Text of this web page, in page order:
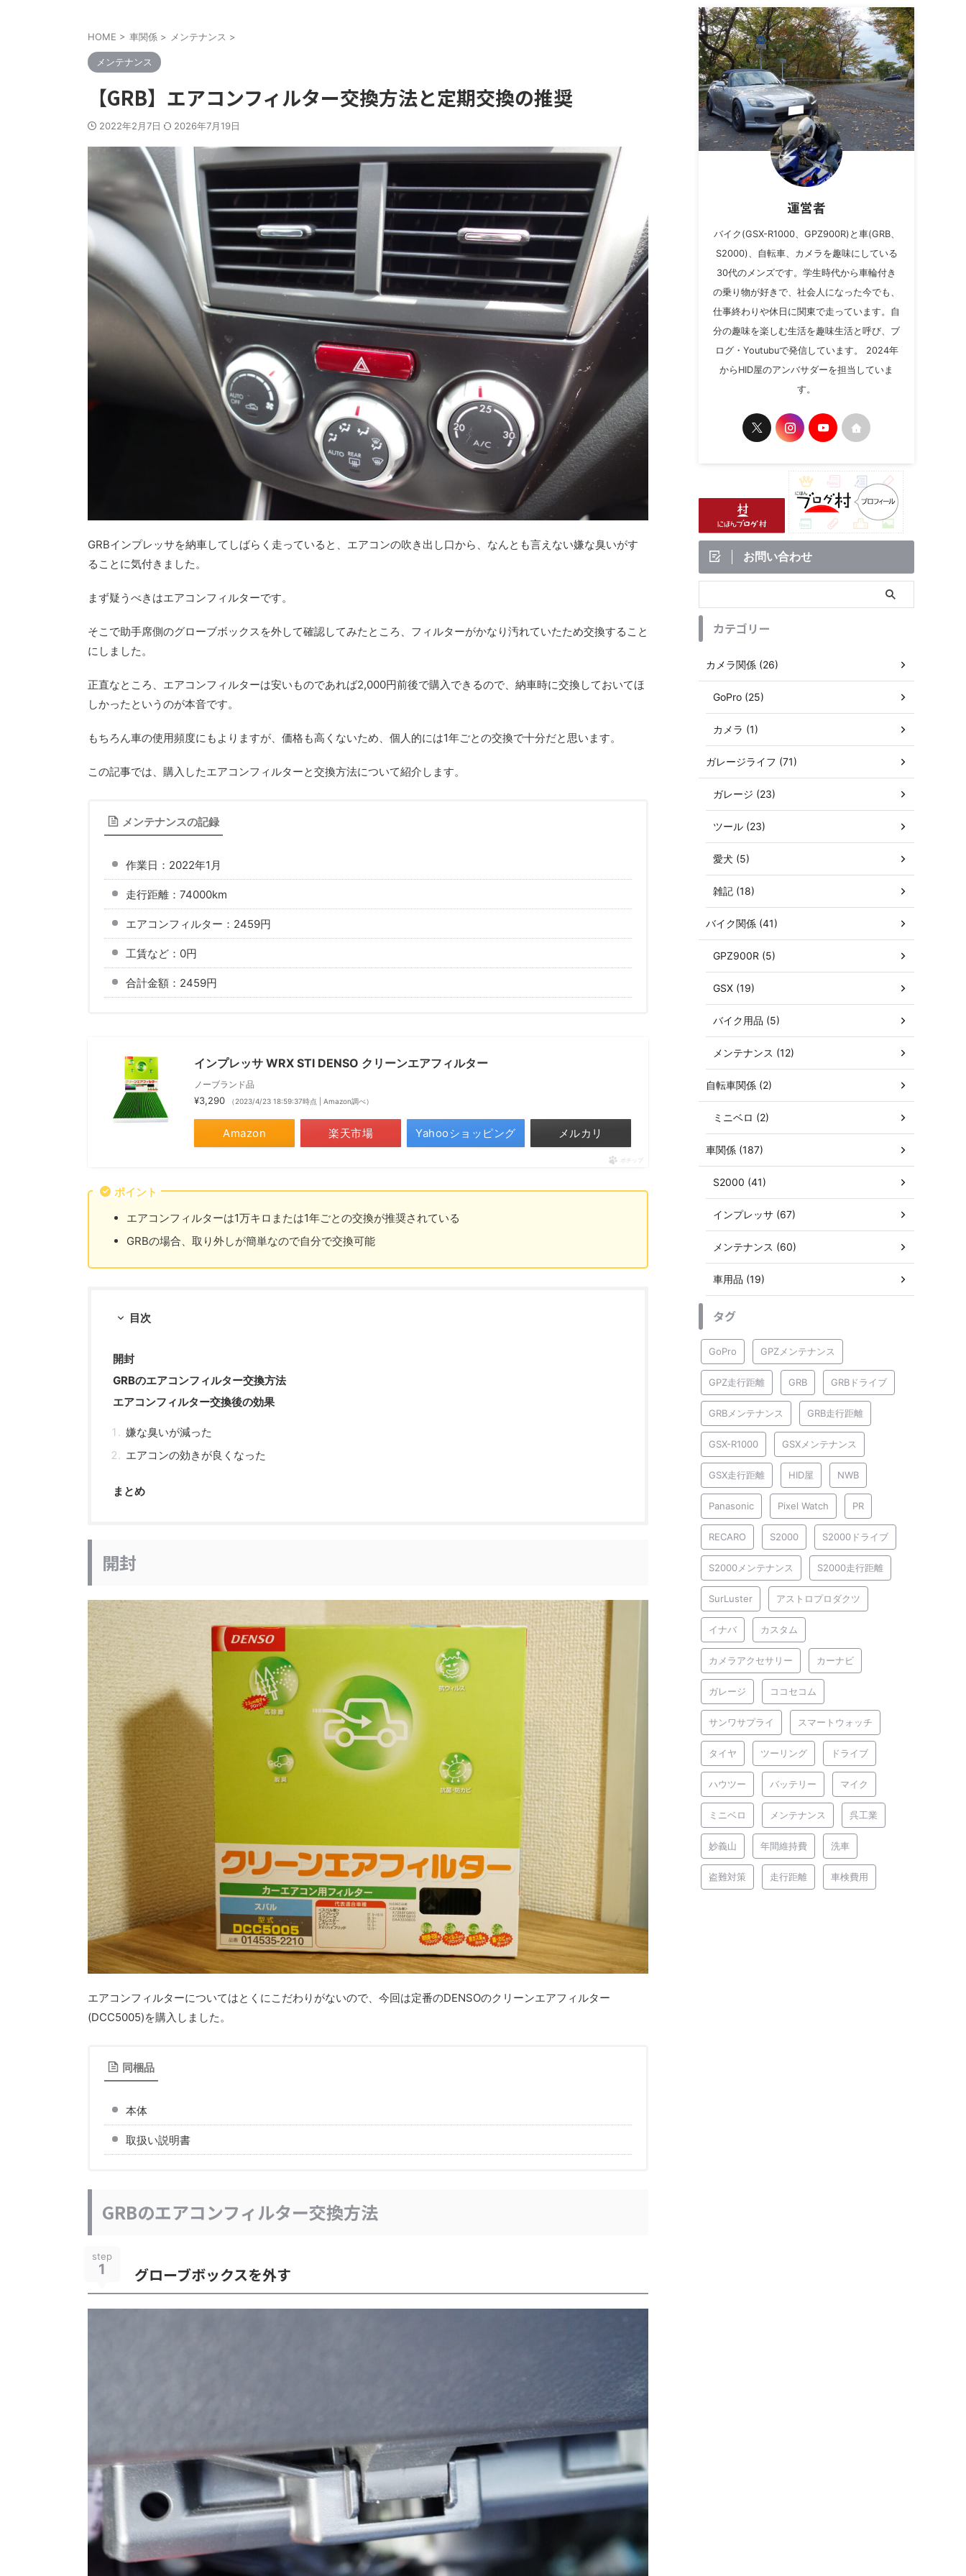
HOME > 車関係 > メンテナンス >
メンテナンス
【GRB】エアコンフィルター交換方法と定期交換の推奨
2022年2月7日 2026年7月19日
GRBインプレッサを納車してしばらく走っていると、エアコンの吹き出し口から、なんとも言えない嫌な臭いがす
ることに気付きました。
まず疑うべきはエアコンフィルターです。
そこで助手席側のグローブボックスを外して確認してみたところ、フィルターがかなり汚れていたため交換すること
にしました。
正直なところ、エアコンフィルターは安いものであれば2,000円前後で購入できるので、納車時に交換しておいてほ
しかったというのが本音です。
もちろん車の使用頻度にもよりますが、価格も高くないため、個人的には1年ごとの交換で十分だと思います。
この記事では、購入したエアコンフィルターと交換方法について紹介します。
メンテナンスの記録
作業日：2022年1月
走行距離：74000km
エアコンフィルター：2459円
工賃など：0円
合計金額：2459円
インプレッサ WRX STI DENSO クリーンエアフィルター
ノーブランド品
¥3,290 （2023/4/23 18:59:37時点 | Amazon調べ）
Amazon 楽天市場 Yahooショッピング メルカリ
ポチップ
ポイント
エアコンフィルターは1万キロまたは1年ごとの交換が推奨されている
GRBの場合、取り外しが簡単なので自分で交換可能
目次
開封
GRBのエアコンフィルター交換方法
エアコンフィルター交換後の効果
嫌な臭いが減った
エアコンの効きが良くなった
まとめ
開封
エアコンフィルターについてはとくにこだわりがないので、今回は定番のDENSOのクリーンエアフィルター
(DCC5005)を購入しました。
同梱品
本体
取扱い説明書
GRBのエアコンフィルター交換方法
step
1 グローブボックスを外す
運営者
バイク(GSX-R1000、GPZ900R)と車(GRB、
S2000)、自転車、カメラを趣味にしている
30代のメンズです。学生時代から車輪付き
の乗り物が好きで、社会人になった今でも、
仕事終わりや休日に関東で走っています。自
分の趣味を楽しむ生活を趣味生活と呼び、ブ
ログ・Youtubuで発信しています。 2024年
からHID屋のアンバサダーを担当していま
す。
お問い合わせ
カテゴリー
カメラ関係 (26)
GoPro (25)
カメラ (1)
ガレージライフ (71)
ガレージ (23)
ツール (23)
愛犬 (5)
雑記 (18)
バイク関係 (41)
GPZ900R (5)
GSX (19)
バイク用品 (5)
メンテナンス (12)
自転車関係 (2)
ミニベロ (2)
車関係 (187)
S2000 (41)
インプレッサ (67)
メンテナンス (60)
車用品 (19)
タグ
GoPro GPZメンテナンス
GPZ走行距離 GRB GRBドライブ
GRBメンテナンス GRB走行距離
GSX-R1000 GSXメンテナンス
GSX走行距離 HID屋 NWB
Panasonic Pixel Watch PR
RECARO S2000 S2000ドライブ
S2000メンテナンス S2000走行距離
SurLuster アストロプロダクツ
イナバ カスタム
カメラアクセサリー カーナビ
ガレージ ココセコム
サンワサプライ スマートウォッチ
タイヤ ツーリング ドライブ
ハウツー バッテリー マイク
ミニベロ メンテナンス 呉工業
妙義山 年間維持費 洗車
盗難対策 走行距離 車検費用